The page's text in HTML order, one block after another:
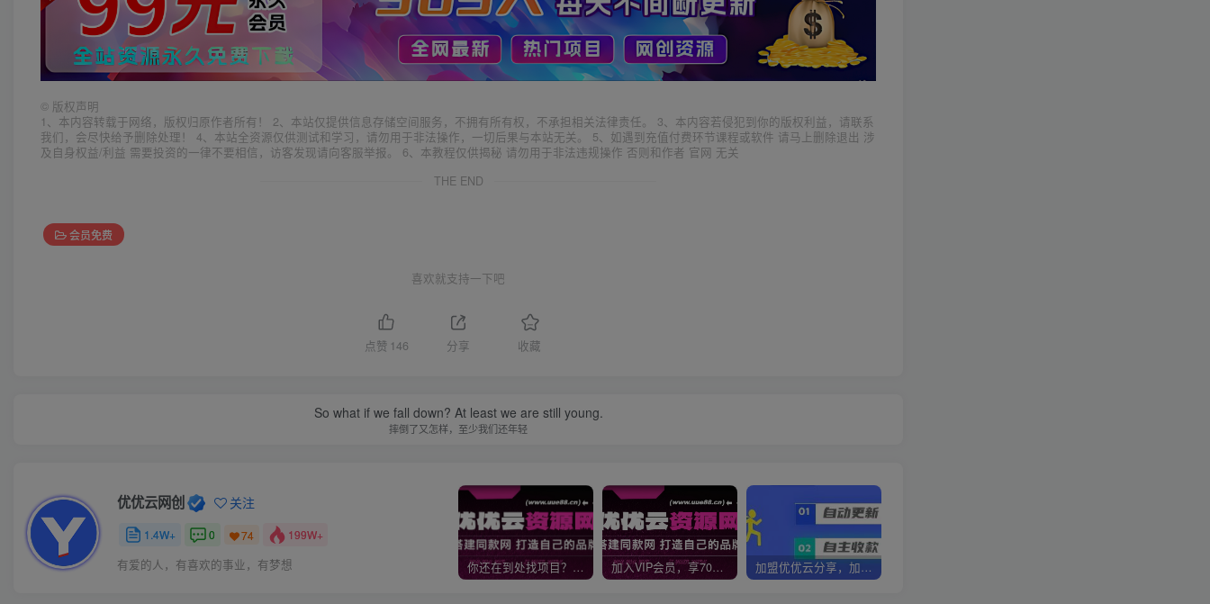
© 版权声明
1、本内容转载于网络，版权归原作者所有！ 2、本站仅提供信息存储空间服务，不拥有所有权，不承担相关法律责任。 3、本内容若侵犯到你的版权利益，请联系
我们，会尽快给予删除处理！ 4、本站全资源仅供测试和学习，请勿用于非法操作，一切后果与本站无关。 5、如遇到充值付费环节课程或软件 请马上删除退出 涉
及自身权益/利益 需要投资的一律不要相信，访客发现请向客服举报。 6、本教程仅供揭秘 请勿用于非法违规操作 否则和作者 官网 无关
THE END
会员免费
喜欢就支持一下吧
点赞 146 分享 收藏
So what if we fall down? At least we are still young.
摔倒了又怎样，至少我们还年轻
优优云网创 关注
1.4W+ 0 74 199W+
有爱的人，有喜欢的事业，有梦想 你还在到处找项目？还在当韭菜？我靠网创资源站一个月收入5万+，曾经我也是个失败者。 加入VIP会员，享70%的推广提成，免费学习多种网上创业课程，菜鸟秒变大神！ 加盟优优云分享，加盟搭建同款知识付费资源网站，实现长期稳定被动收入~